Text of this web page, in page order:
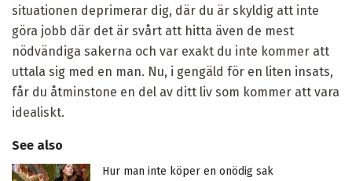
situationen deprimerar dig, där du är skyldig att inte
göra jobb där det är svårt att hitta även de mest
nödvändiga sakerna och var exakt du inte kommer att
uttala sig med en man. Nu, i gengäld för en liten insats,
får du åtminstone en del av ditt liv som kommer att vara
idealiskt.
See also
Hur man inte köper en onödig sak